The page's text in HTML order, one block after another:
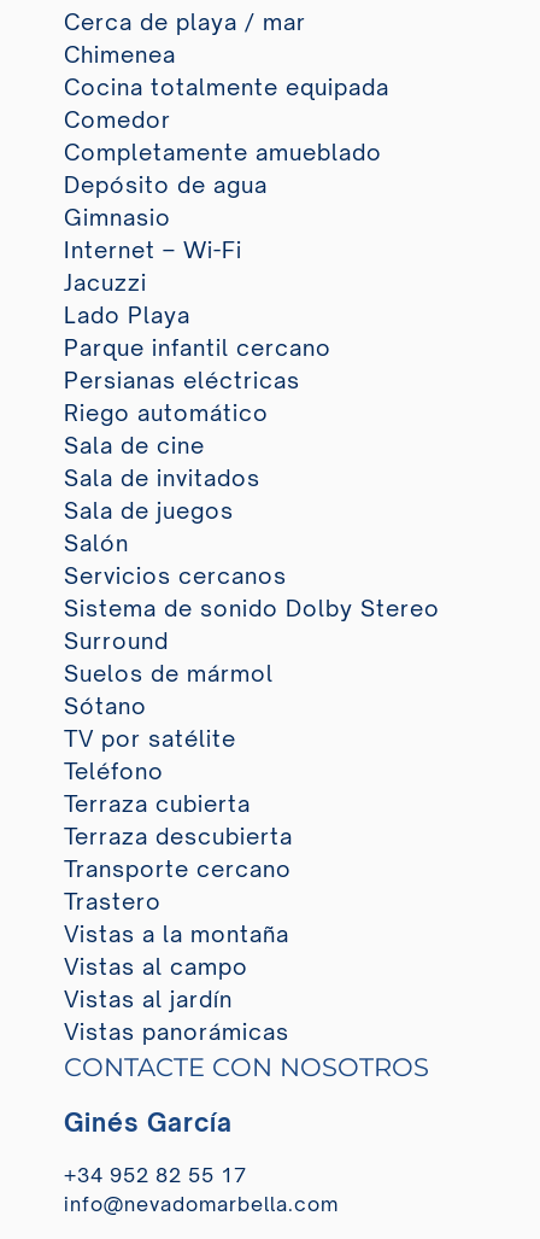
Cerca de playa / mar
Chimenea
Cocina totalmente equipada
Comedor
Completamente amueblado
Depósito de agua
Gimnasio
Internet – Wi-Fi
Jacuzzi
Lado Playa
Parque infantil cercano
Persianas eléctricas
Riego automático
Sala de cine
Sala de invitados
Sala de juegos
Salón
Servicios cercanos
Sistema de sonido Dolby Stereo
Surround
Suelos de mármol
Sótano
TV por satélite
Teléfono
Terraza cubierta
Terraza descubierta
Transporte cercano
Trastero
Vistas a la montaña
Vistas al campo
Vistas al jardín
Vistas panorámicas
CONTACTE CON NOSOTROS
Ginés García
+34 952 82 55 17
info@nevadomarbella.com